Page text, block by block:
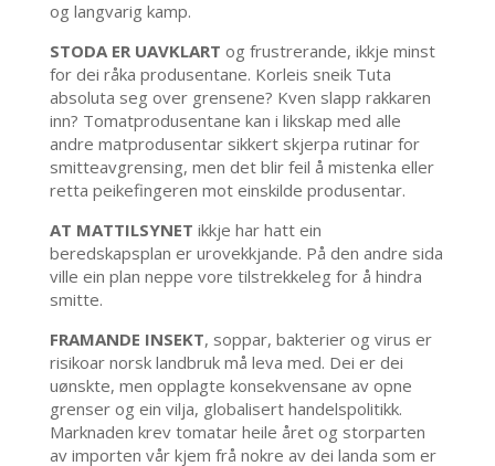
og langvarig kamp.
STODA ER UAVKLART og frustrerande, ikkje minst
for dei råka produsentane. Korleis sneik Tuta
absoluta seg over grensene? Kven slapp rakkaren
inn? Tomatprodusentane kan i likskap med alle
andre matprodusentar sikkert skjerpa rutinar for
smitteavgrensing, men det blir feil å mistenka eller
retta peikefingeren mot einskilde produsentar.
AT MATTILSYNET ikkje har hatt ein
beredskapsplan er urovekkjande. På den andre sida
ville ein plan neppe vore tilstrekkeleg for å hindra
smitte.
FRAMANDE INSEKT, soppar, bakterier og virus er
risikoar norsk landbruk må leva med. Dei er dei
uønskte, men opplagte konsekvensane av opne
grenser og ein vilja, globalisert handelspolitikk.
Marknaden krev tomatar heile året og storparten
av importen vår kjem frå nokre av dei landa som er